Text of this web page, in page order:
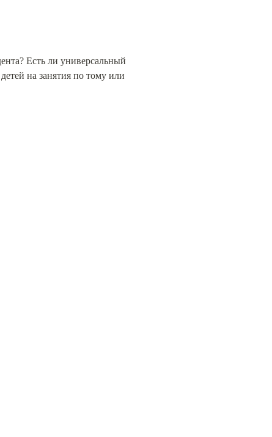
Есть ли универсальный
на занятия по тому или